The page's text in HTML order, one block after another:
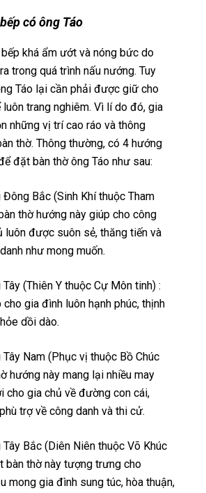
có ông Táo
bếp khá ẩm ướt và nóng bức do
trong quá trình nấu nướng. Tuy
Táo lại cần phải được giữ cho
trang nghiêm. Vì lí do đó, gia
những vị trí cao ráo và thông
thờ. Thông thường, có 4 hướng
đặt bàn thờ ông Táo như sau:
Bắc (Sinh Khí thuộc Tham
thờ hướng này giúp cho công
luôn được suôn sẻ, thăng tiến và
như mong muốn.
(Thiên Y thuộc Cự Môn tinh) :
cho gia đình luôn hạnh phúc, thịnh
dồi dào.
Nam (Phục vị thuộc Bồ Chúc
hướng này mang lại nhiều may
cho gia chủ về đường con cái,
trợ về công danh và thi cử.
Bắc (Diên Niên thuộc Võ Khúc
bàn thờ này tượng trưng cho
mong gia đình sung túc, hòa thuận,